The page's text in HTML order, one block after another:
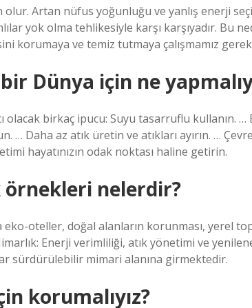
olur. Artan nüfus yoğunluğu ve yanlış enerji
yok olma tehlikesiyle karşı karşıyadır. Bu
korumaya ve temiz tutmaya çalışmamız
Dünya için ne
olacak birkaç ipucu: Suyu tasarruflu kullanın. …
… Daha az atık üretin ve atıkları ayırın. …
hayatınızın odak noktası haline getirin.
nelerdir?
oteller, doğal alanların korunması, yerel
Enerji verimliliği, atık yönetimi ve
sürdürülebilir mimari alanına girmektedir.
korumalıyız?